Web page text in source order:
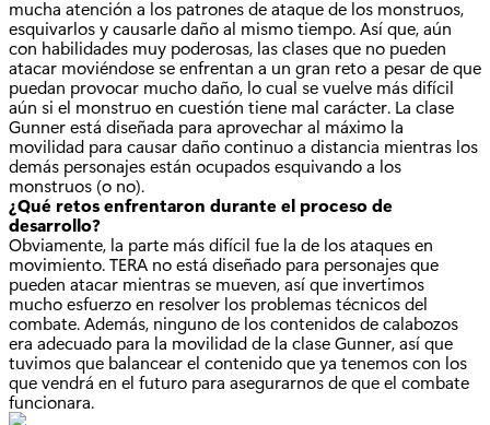
mucha atención a los patrones de ataque de los monstruos,
esquivarlos y causarle daño al mismo tiempo. Así que, aún
con habilidades muy poderosas, las clases que no pueden
atacar moviéndose se enfrentan a un gran reto a pesar de que
puedan provocar mucho daño, lo cual se vuelve más difícil
aún si el monstruo en cuestión tiene mal carácter. La clase
Gunner está diseñada para aprovechar al máximo la
movilidad para causar daño continuo a distancia mientras los
demás personajes están ocupados esquivando a los
monstruos (o no).
¿Qué retos enfrentaron durante el proceso de
desarrollo?
Obviamente, la parte más difícil fue la de los ataques en
movimiento. TERA no está diseñado para personajes que
pueden atacar mientras se mueven, así que invertimos
mucho esfuerzo en resolver los problemas técnicos del
combate. Además, ninguno de los contenidos de calabozos
era adecuado para la movilidad de la clase Gunner, así que
tuvimos que balancear el contenido que ya tenemos con los
que vendrá en el futuro para asegurarnos de que el combate
funcionara.